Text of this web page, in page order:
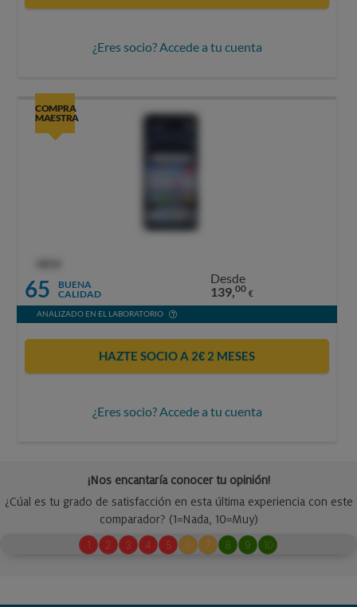
¿Eres socio? Accede a tu cuenta
COMPRA
MAESTRA
65
BUENA
CALIDAD
Desde
139,00 €
ANALIZADO EN EL LABORATORIO
HAZTE SOCIO A 2€ 2 MESES
¿Eres socio? Accede a tu cuenta